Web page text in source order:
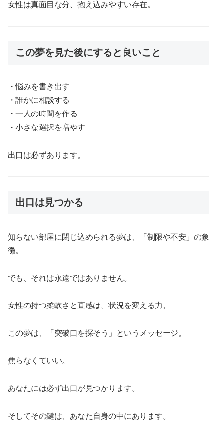
女性は真面目な分、抱え込みやすい存在。
この夢を見た後にすると良いこと
・悩みを書き出す
・誰かに相談する
・一人の時間を作る
・小さな選択を増やす
出口は必ずあります。
出口は見つかる
知らない部屋に閉じ込められる夢は、「制限や不安」の象
徴。
でも、それは永遠ではありません。
女性の持つ柔軟さと直感は、状況を変える力。
この夢は、「突破口を探そう」というメッセージ。
焦らなくていい。
あなたには必ず出口が見つかります。
そしてその鍵は、あなた自身の中にあります。